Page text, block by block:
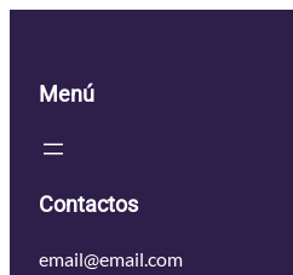
Menú
Contactos
email@email.com